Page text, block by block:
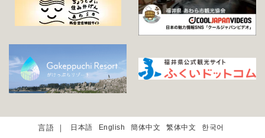
日本語 English 簡体中文 繁体中文 한국어